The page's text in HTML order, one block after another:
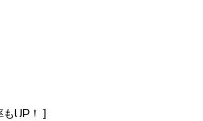
もUP！ ]